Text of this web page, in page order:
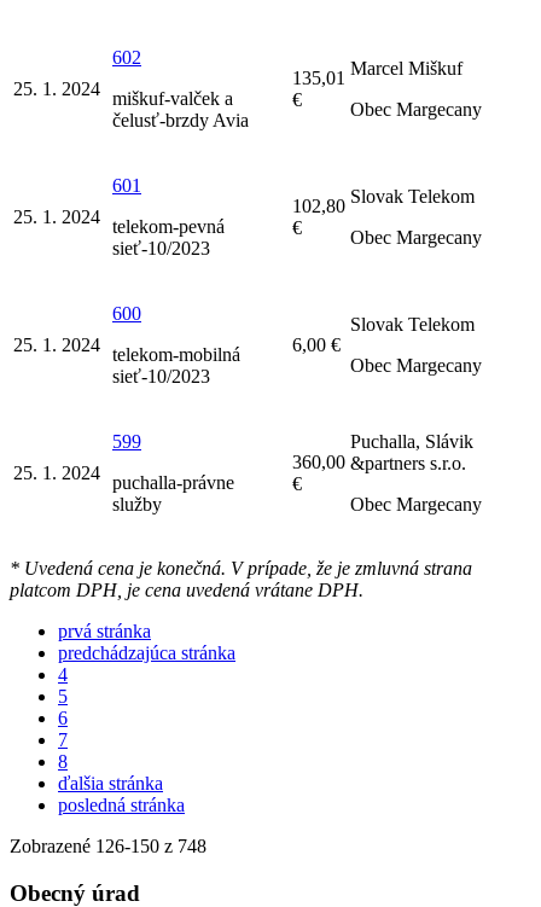
25. 1. 2024
602
miškuf-valček a
čelusť-brzdy Avia
135,01
€
Marcel Miškuf
Obec Margecany
25. 1. 2024
601
telekom-pevná
sieť-10/2023
102,80
€
Slovak Telekom
Obec Margecany
25. 1. 2024
600
telekom-mobilná
sieť-10/2023
6,00 €
Slovak Telekom
Obec Margecany
25. 1. 2024
599
puchalla-právne
služby
360,00
€
Puchalla, Slávik
&partners s.r.o.
Obec Margecany
* Uvedená cena je konečná. V prípade, že je zmluvná strana
platcom DPH, je cena uvedená vrátane DPH.
prvá stránka
predchádzajúca stránka
4
5
6
7
8
ďalšia stránka
posledná stránka
Zobrazené 126-150 z 748
Obecný úrad